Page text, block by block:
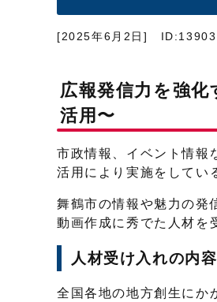
[2025年6月2日] ID:13903
広報発信力を強
活用〜
市政情報、イベント情報
活用により実施をしてい
舞鶴市の情報や魅力の発
動画作成に秀でた人材を
人材受け入れの内容
全国各地の地方創生にか